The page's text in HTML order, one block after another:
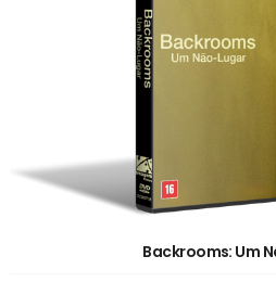
Backrooms: Um